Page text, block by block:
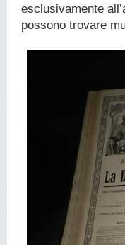
esclusivamente
possono trovare